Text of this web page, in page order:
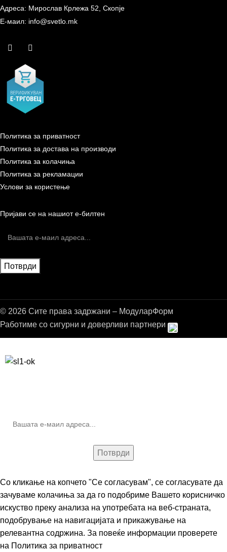
Адреса: Мирослав Крлежа 52, Скопје
Е-маил: info@svetlo.mk
Политика за приватност
Политика за достава на производи
Политика за колачиња
Политика за рекламации
Услови за користење
Пријави се на нашиот е-билтен
© 2026 Сите права задржани – МодуларФорм
Работиме со сигурни и доверливи партнери
Со кликање на копчето "Се согласувам", се согласувате да
зачуваме колачиња за да го подобриме Вашето корисничко
искуство преку анализа на употребата на веб-страната,
подобрување на навигацијата и прикажување на
релевантна содржина. За повеќе информации проверете
на Политика за приватност